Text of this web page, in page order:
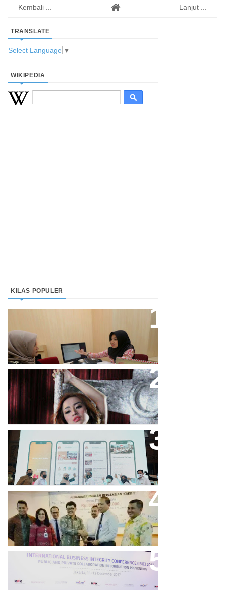
Kembali ... Lanjut ...
TRANSLATE
Select Language ▼
WIKIPEDIA
KILAS POPULER
Keuangan Syariah Di Indonesia
Meningkat
Cupi Cupita Luncurkan Single
“Yo Uwis”
Bandung Great Sale 2020 Go
Online Resmi Dimulai
Bank Bjb Fasilitasi Kredit Modal
Kerja Konstruksi PT Adhi Karya
Keren, Bank BJB Kantongi
Puluhan Penghargaan Sepanjang
2017